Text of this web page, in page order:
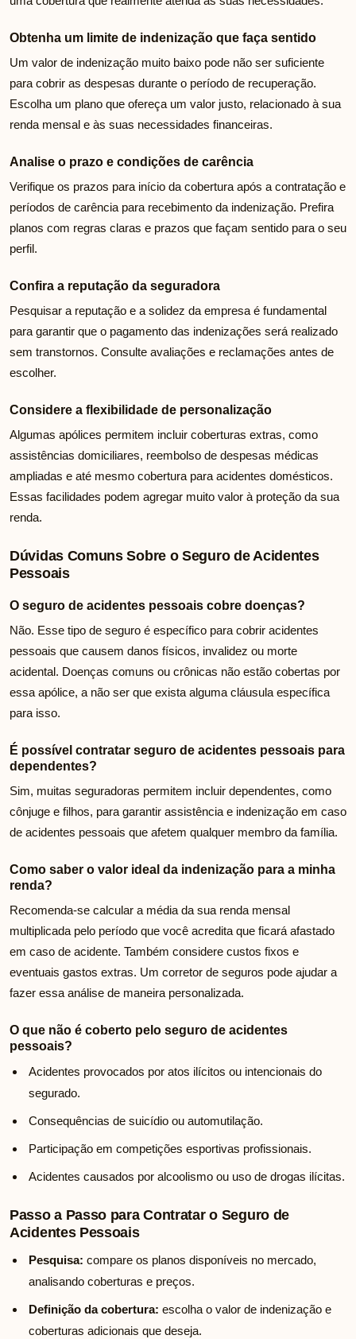
Obtenha um limite de indenização que faça sentido
Um valor de indenização muito baixo pode não ser suficiente
para cobrir as despesas durante o período de recuperação.
Escolha um plano que ofereça um valor justo, relacionado à sua
renda mensal e às suas necessidades financeiras.
Analise o prazo e condições de carência
Verifique os prazos para início da cobertura após a contratação e
períodos de carência para recebimento da indenização. Prefira
planos com regras claras e prazos que façam sentido para o seu
perfil.
Confira a reputação da seguradora
Pesquisar a reputação e a solidez da empresa é fundamental
para garantir que o pagamento das indenizações será realizado
sem transtornos. Consulte avaliações e reclamações antes de
escolher.
Considere a flexibilidade de personalização
Algumas apólices permitem incluir coberturas extras, como
assistências domiciliares, reembolso de despesas médicas
ampliadas e até mesmo cobertura para acidentes domésticos.
Essas facilidades podem agregar muito valor à proteção da sua
renda.
Dúvidas Comuns Sobre o Seguro de Acidentes
Pessoais
O seguro de acidentes pessoais cobre doenças?
Não. Esse tipo de seguro é específico para cobrir acidentes
pessoais que causem danos físicos, invalidez ou morte
acidental. Doenças comuns ou crônicas não estão cobertas por
essa apólice, a não ser que exista alguma cláusula específica
para isso.
É possível contratar seguro de acidentes pessoais para
dependentes?
Sim, muitas seguradoras permitem incluir dependentes, como
cônjuge e filhos, para garantir assistência e indenização em caso
de acidentes pessoais que afetem qualquer membro da família.
Como saber o valor ideal da indenização para a minha
renda?
Recomenda-se calcular a média da sua renda mensal
multiplicada pelo período que você acredita que ficará afastado
em caso de acidente. Também considere custos fixos e
eventuais gastos extras. Um corretor de seguros pode ajudar a
fazer essa análise de maneira personalizada.
O que não é coberto pelo seguro de acidentes
pessoais?
Acidentes provocados por atos ilícitos ou intencionais do
segurado.
Consequências de suicídio ou automutilação.
Participação em competições esportivas profissionais.
Acidentes causados por alcoolismo ou uso de drogas ilícitas.
Passo a Passo para Contratar o Seguro de
Acidentes Pessoais
Pesquisa: compare os planos disponíveis no mercado,
analisando coberturas e preços.
Definição da cobertura: escolha o valor de indenização e
coberturas adicionais que deseja.